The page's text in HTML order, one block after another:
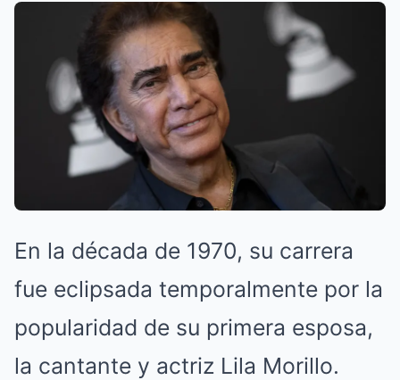
En la década de 1970, su carrera
fue eclipsada temporalmente por la
popularidad de su primera esposa,
la cantante y actriz Lila Morillo.